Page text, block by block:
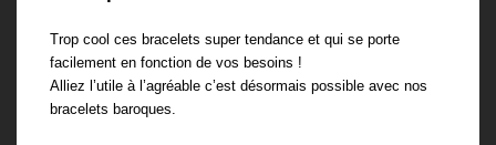
Trop cool ces bracelets super tendance et qui se porte
facilement en fonction de vos besoins !
Alliez l’utile à l’agréable c’est désormais possible avec nos
bracelets baroques.